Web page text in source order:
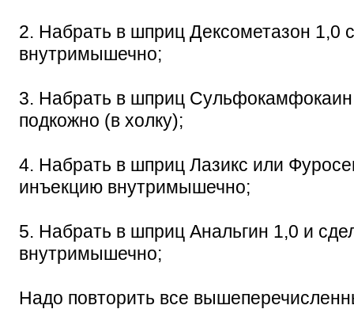
2. Набрать в шприц Дексометазон 1,0
внутримышечно;
3. Набрать в шприц
подкожно (в холку);
4. Набрать в шприц Лазикс или
инъекцию внутримышечно;
5. Набрать в шприц Анальгин 1,0 и
внутримышечно;
Надо повторить все